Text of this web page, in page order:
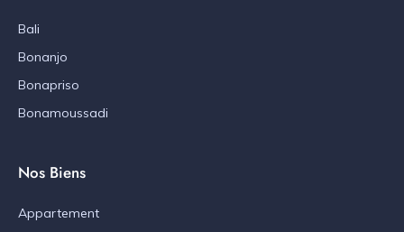
Bali
Bonanjo
Bonapriso
Bonamoussadi
Nos Biens
Appartement